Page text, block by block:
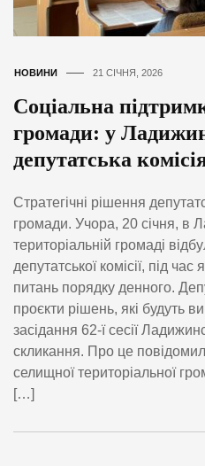
НОВИНИ 21 СІЧНЯ, 2026
Соціальна
громади: у
депутатська
Стратегічні рішення
громади. Учора, 20 січня, в
територіальній громаді
депутатської комісії, під
питань порядку денного.
проєкти рішень, які будуть
засідання 62-ї сесії
скликання. Про це
селищної територіальної
[…]